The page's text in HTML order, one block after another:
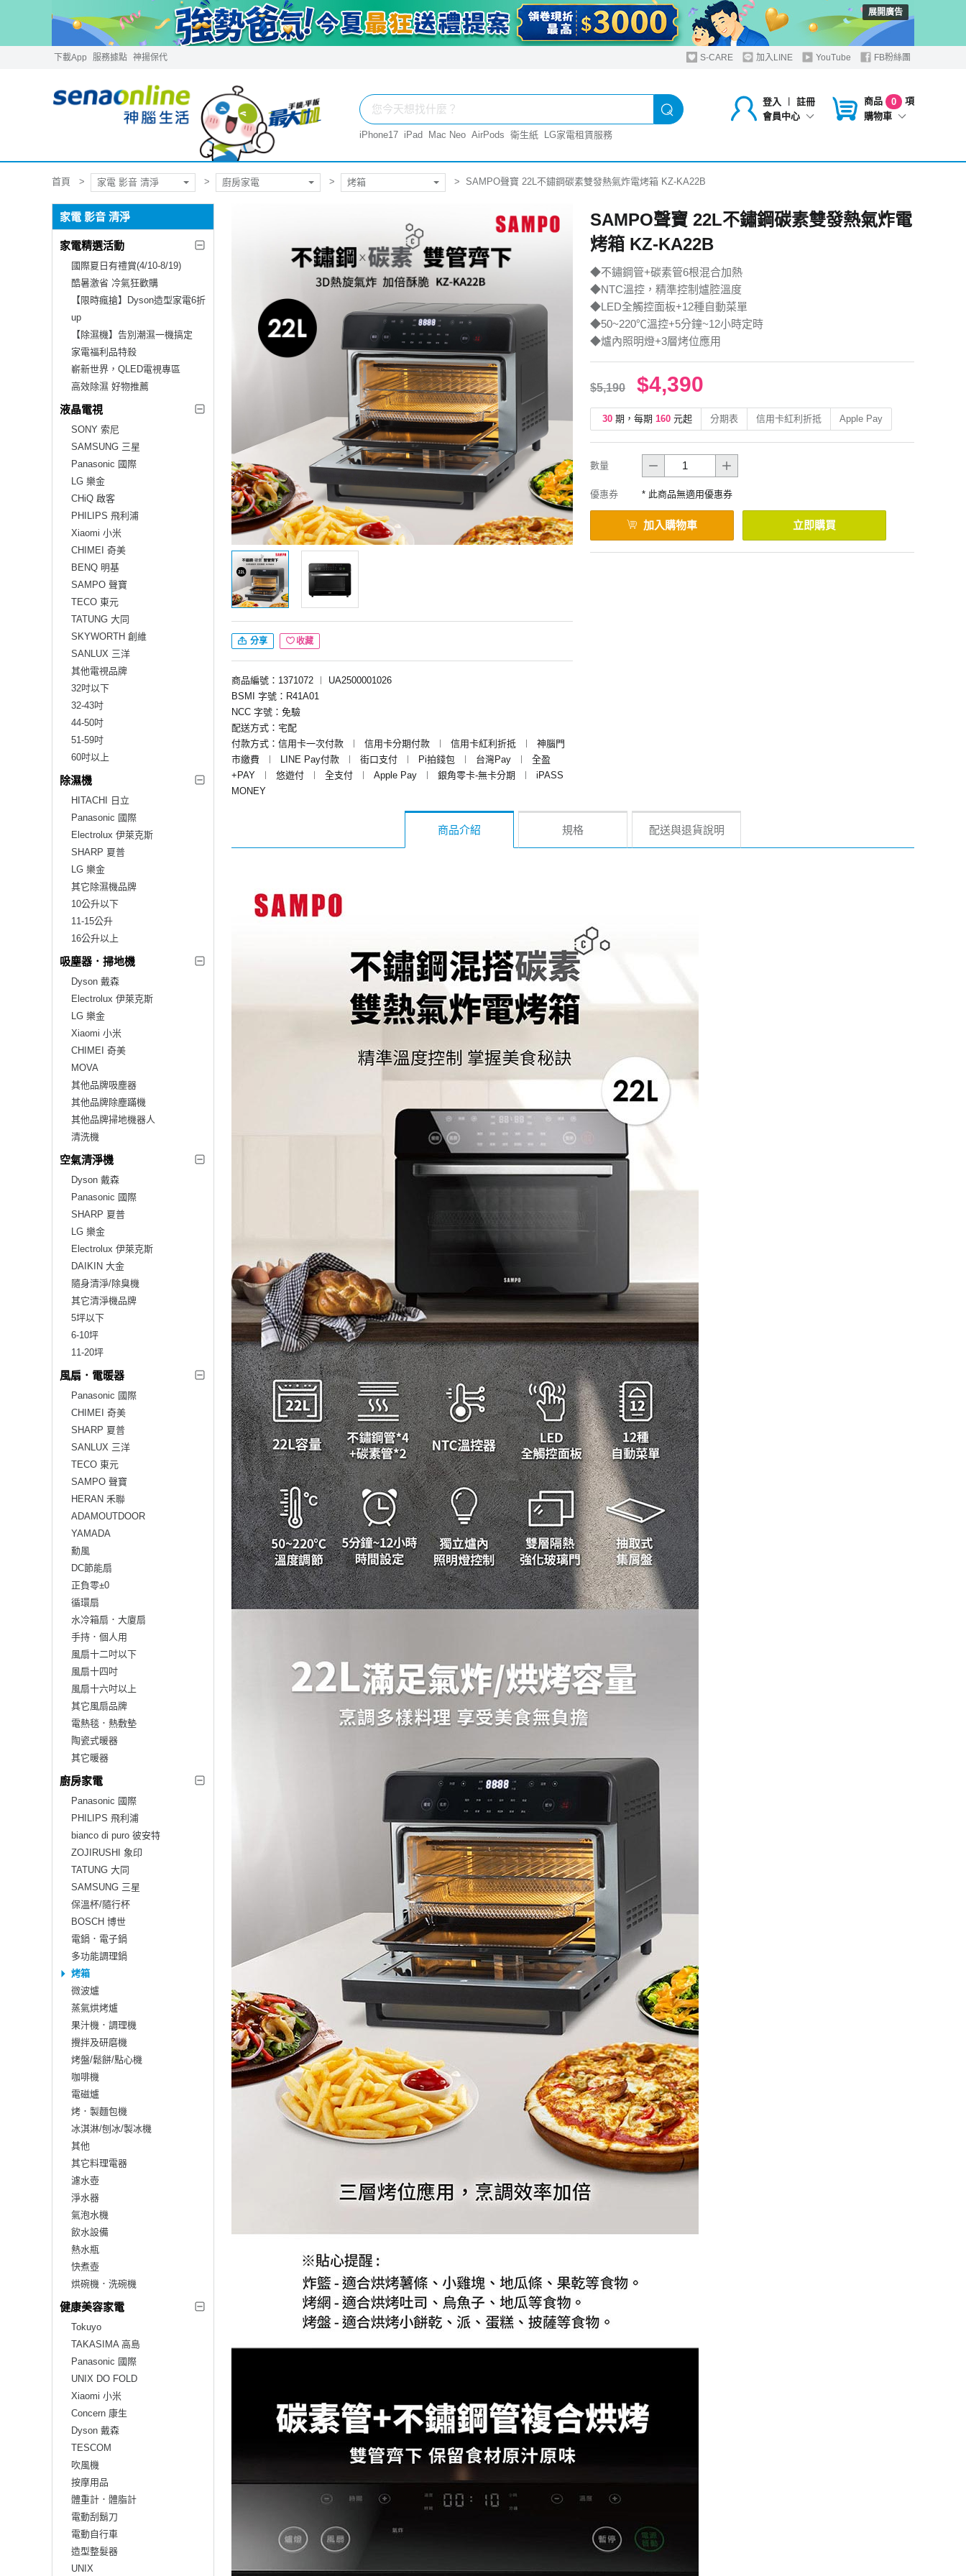
展開廣告
下載App 服務據點 神揚保代 S-CARE 加入LINE YouTube FB粉絲團
登入 ︱
註冊
會員中心
商品 0
項
購物車
iPhone17 iPad Mac Neo AirPods 衛生紙 LG家電租賃服務
首頁 家電 影音 清淨 廚房家電 烤箱 SAMPO聲寶 22L不鏽鋼碳素雙發熱氣炸電烤箱 KZ-KA22B
家電 影音 清淨
家電精選活動
國際夏日有禮賞(4/10-8/19)
酷暑激省 冷氣狂歡購
【限時瘋搶】Dyson造型家電6折
up
【除濕機】告別潮濕一機搞定
家電福利品特殺
嶄新世界，QLED電視專區
高效除濕 好物推薦
液晶電視
SONY 索尼
SAMSUNG 三星
Panasonic 國際
LG 樂金
CHiQ 啟客
PHILIPS 飛利浦
Xiaomi 小米
CHIMEI 奇美
BENQ 明基
SAMPO 聲寶
TECO 東元
TATUNG 大同
SKYWORTH 創維
SANLUX 三洋
其他電視品牌
32吋以下
32-43吋
44-50吋
51-59吋
60吋以上
除濕機
HITACHI 日立
Panasonic 國際
Electrolux 伊萊克斯
SHARP 夏普
LG 樂金
其它除濕機品牌
10公升以下
11-15公升
16公升以上
吸塵器．掃地機
Dyson 戴森
Electrolux 伊萊克斯
LG 樂金
Xiaomi 小米
CHIMEI 奇美
MOVA
其他品牌吸塵器
其他品牌除塵蹣機
其他品牌掃地機器人
清洗機
空氣清淨機
Dyson 戴森
Panasonic 國際
SHARP 夏普
LG 樂金
Electrolux 伊萊克斯
DAIKIN 大金
隨身清淨/除臭機
其它清淨機品牌
5坪以下
6-10坪
11-20坪
風扇．電暖器
Panasonic 國際
CHIMEI 奇美
SHARP 夏普
SANLUX 三洋
TECO 東元
SAMPO 聲寶
HERAN 禾聯
ADAMOUTDOOR
YAMADA
勳風
DC節能扇
正負零±0
循環扇
水冷箱扇．大廈扇
手持．個人用
風扇十二吋以下
風扇十四吋
風扇十六吋以上
其它風扇品牌
電熱毯．熱敷墊
陶瓷式暖器
其它暖器
廚房家電
Panasonic 國際
PHILIPS 飛利浦
bianco di puro 彼安特
ZOJIRUSHI 象印
TATUNG 大同
SAMSUNG 三星
保溫杯/隨行杯
BOSCH 博世
電鍋．電子鍋
多功能調理鍋
烤箱
微波爐
蒸氣烘烤爐
果汁機．調理機
攪拌及研磨機
烤盤/鬆餅/點心機
咖啡機
電磁爐
烤．製麵包機
冰淇淋/刨冰/製冰機
其他
其它料理電器
濾水壺
淨水器
氣泡水機
飲水設備
熱水瓶
快煮壺
烘碗機．洗碗機
健康美容家電
Tokuyo
TAKASIMA 高島
Panasonic 國際
UNIX DO FOLD
Xiaomi 小米
Concern 康生
Dyson 戴森
TESCOM
吹風機
按摩用品
體重計．體脂計
電動刮鬍刀
電動自行車
造型整髮器
UNIX
分享 收藏
商品編號：1371072 ︱
UA2500001026
BSMI 字號：R41A01
NCC 字號：免驗
配送方式：宅配
付款方式：信用卡一次付款
︱ 信用卡分期付款 ︱ 信用卡紅利折抵 ︱
神腦門
市繳費
︱ LINE Pay付款 ︱ 街口支付 ︱ Pi拍錢包 ︱ 台灣Pay ︱
全盈
+PAY
︱ 悠遊付 ︱ 全支付 ︱ Apple Pay ︱ 銀角零卡-無卡分期 ︱
iPASS
MONEY
SAMPO聲寶 22L不鏽鋼碳素雙發熱氣炸電
烤箱 KZ-KA22B
◆不鏽鋼管+碳素管6根混合加熱
◆NTC溫控，精準控制爐腔溫度
◆LED全觸控面板+12種自動菜單
◆50~220℃溫控+5分鐘~12小時定時
◆爐內照明燈+3層烤位應用
$5,190 $4,390
30 期，每期 160 元起 分期表 信用卡紅利折抵 Apple Pay
數量
優惠券 * 此商品無適用優惠券
加入購物車 立即購買
商品介紹 規格 配送與退貨說明